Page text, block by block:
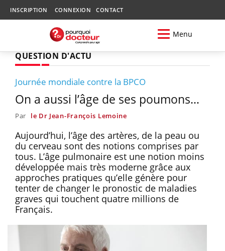
INSCRIPTION CONNEXION CONTACT
Menu
QUESTION D'ACTU
Journée mondiale contre la BPCO
On a aussi l’âge de ses poumons…
Par le Dr Jean-François Lemoine
Aujourd’hui, l’âge des artères, de la peau ou
du cerveau sont des notions comprises par
tous. L’âge pulmonaire est une notion moins
développée mais très moderne grâce aux
approches pratiques qu’elle génère pour
tenter de changer le pronostic de maladies
graves qui touchent quatre millions de
Français.